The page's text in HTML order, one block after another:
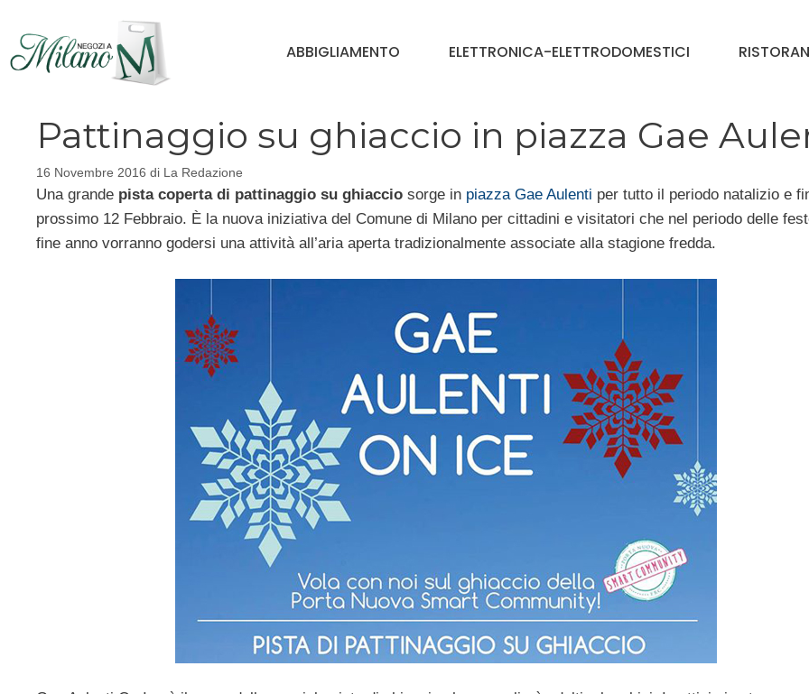
contenuto
ABBIGLIAMENTO ELETTRONICA-ELETTRODOMESTICI
Pattinaggio su ghiaccio in piazza Gae
16 Novembre 2016 di La Redazione
Una grande pista coperta di pattinaggio su ghiaccio sorge in piazza Gae Aulenti per tutto il periodo natalizio e
prossimo 12 Febbraio. È la nuova iniziativa del Comune di Milano per cittadini e visitatori che nel periodo delle
fine anno vorranno godersi una attività all’aria aperta tradizionalmente associate alla stagione fredda.